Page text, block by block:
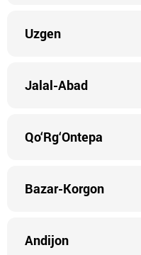
Uzgen
Jalal-Abad
Qo‘Rg‘Ontepa
Bazar-Korgon
Andijon